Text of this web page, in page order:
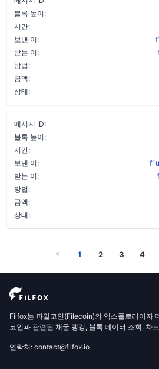
블록 높이:
시간:
보낸 이:
받는 이:
방법:
금액:
상태:
메시지 ID:
블록 높이:
시간:
보낸 이:
받는 이:
방법:
금액:
상태:
1 2 3 4
Filfox는 파일코인(Filecoin)의 익스플로러이자
코인과 관련된 채굴 랭킹, 블록 데이터 조회, 차
연락처: contact@filfox.io